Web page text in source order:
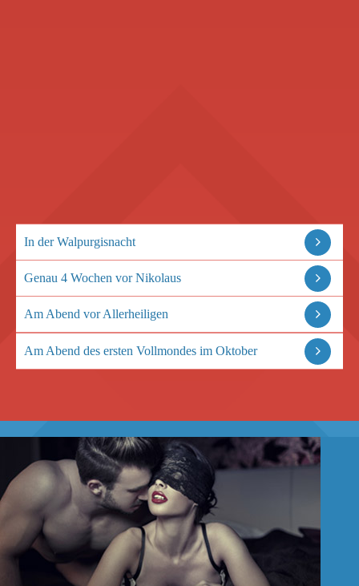
In der Walpurgisnacht
Genau 4 Wochen vor Nikolaus
Am Abend vor Allerheiligen
Am Abend des ersten Vollmondes im Oktober